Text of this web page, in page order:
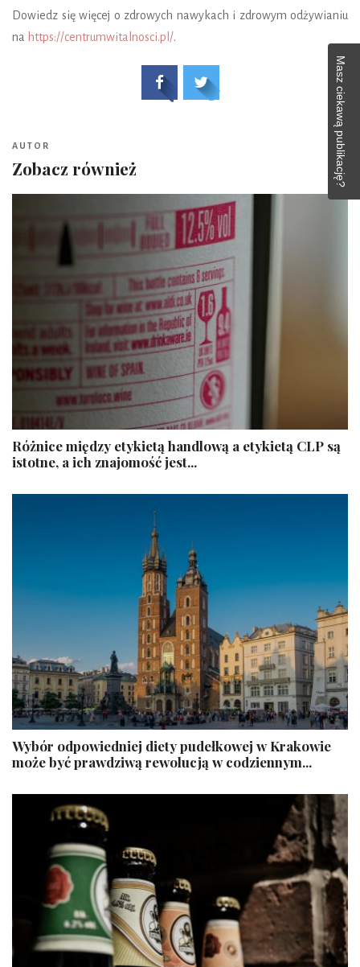
Dowiedz się więcej o zdrowych nawykach i zdrowym odżywianiu
na https://centrumwitalnosci.pl/.
AUTOR
Zobacz również
​Różnice między etykietą handlową a etykietą CLP są
istotne, a ich znajomość jest...
​Wybór odpowiedniej diety pudełkowej w Krakowie
może być prawdziwą rewolucją w codziennym...
Masz ciekawą publikację?